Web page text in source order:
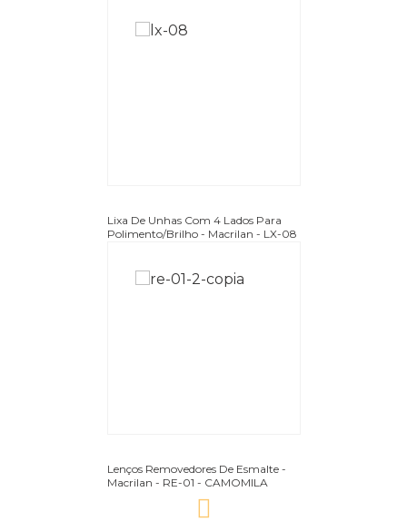
Lixa De Unhas Com 4 Lados Para
Polimento/Brilho - Macrilan - LX-08
Lenços Removedores De Esmalte -
Macrilan - RE-01 - CAMOMILA